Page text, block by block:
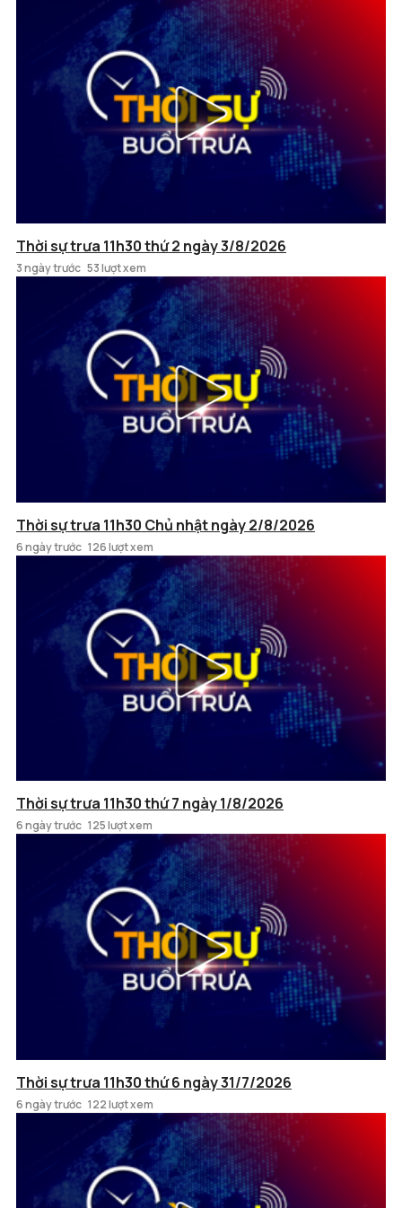
Thời sự trưa 11h30 thứ 2 ngày 3/8/2026
3 ngày trước 53 lượt xem
Thời sự trưa 11h30 Chủ nhật ngày 2/8/2026
6 ngày trước 126 lượt xem
Thời sự trưa 11h30 thứ 7 ngày 1/8/2026
6 ngày trước 125 lượt xem
Thời sự trưa 11h30 thứ 6 ngày 31/7/2026
6 ngày trước 122 lượt xem